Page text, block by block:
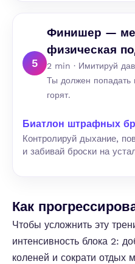
5
Финишер —
физическая
2 min · Имитируй
Ты должен попадать
горят.
Биатлон штрафных
Контролируй дыхание,
и забивай броски на
Как
Чтобы усложнить эту
интенсивность блока 2:
коленей и сократи отдых